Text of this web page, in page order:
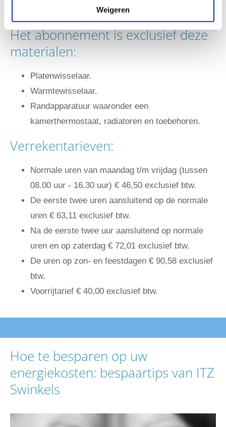
Weigeren
per week bereikbaar.
Het abonnement is exclusief deze
materialen:
Platenwisselaar.
Warmtewisselaar.
Randapparatuur waaronder een
kamerthermostaat, radiatoren en toebehoren.
Verrekentarieven:
Normale uren van maandag t/m vrijdag (tussen
08.00 uur - 16.30 uur) € 46,50 exclusief btw.
De eerste twee uren aansluitend op de normale
uren € 63,11 exclusief btw.
Na de eerste twee uur aansluitend op normale
uren en op zaterdag € 72,01 exclusief btw.
De uren op zon- en feestdagen € 90,58 exclusief
btw.
Voorrijtarief € 40,00 exclusief btw.
Hoe te besparen op uw
energiekosten: bespaartips van ITZ
Swinkels